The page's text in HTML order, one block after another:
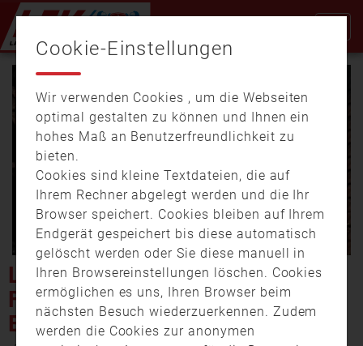
Video
LANDKREIS KRONACH:
FLAMMENINFERNO FORDERT
EIN TODESOPFER
Cookie-Einstellungen
Wir verwenden Cookies , um die Webseiten
optimal gestalten zu können und Ihnen ein
hohes Maß an Benutzerfreundlichkeit zu
bieten.
Cookies sind kleine Textdateien, die auf
Ihrem Rechner abgelegt werden und die Ihr
Browser speichert. Cookies bleiben auf Ihrem
Endgerät gespeichert bis diese automatisch
gelöscht werden oder Sie diese manuell in
Ihren Browsereinstellungen löschen. Cookies
ermöglichen es uns, Ihren Browser beim
nächsten Besuch wiederzuerkennen. Zudem
werden die Cookies zur anonymen